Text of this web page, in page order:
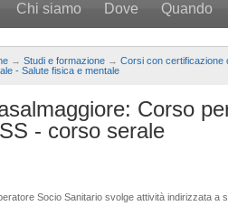
Chi siamo Dove Quando
→ Studi e formazione → Corsi con certificazione
- Salute fisica e mentale
Corso
- corso serale
Socio Sanitario svolge attività indirizzata a